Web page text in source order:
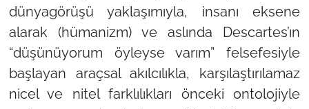
dünyagörüşü yaklaşımıyla, insanı eksene
alarak (hümanizm) ve aslında Descartes’ın
“düşünüyorum öyleyse varım” felsefesiyle
başlayan araçsal akılcılıkla, karşılaştırılamaz
nicel ve nitel farklılıkları önceki ontolojiyle